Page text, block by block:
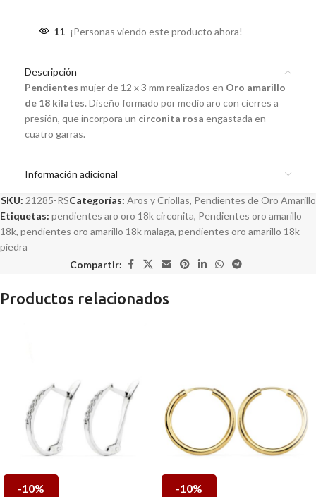
11 ¡Personas viendo este producto ahora!
Descripción
Pendientes mujer de 12 x 3 mm realizados en Oro amarillo
de 18 kilates. Diseño formado por medio aro con cierres a
presión, que incorpora un circonita rosa engastada en
cuatro garras.
Información adicional
SKU: 21285-RSCategorías: Aros y Criollas, Pendientes de Oro Amarillo
Etiquetas: pendientes aro oro 18k circonita, Pendientes oro amarillo
18k, pendientes oro amarillo 18k malaga, pendientes oro amarillo 18k
piedra
Compartir:
Productos relacionados
-10% -10%